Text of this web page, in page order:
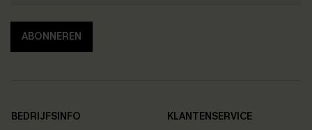
ABONNEREN
BEDRIJFSINFO
KLANTENSERVICE